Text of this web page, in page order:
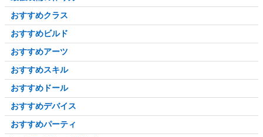
おすすめクラス
おすすめビルド
おすすめアーツ
おすすめスキル
おすすめドール
おすすめデバイス
おすすめパーティ